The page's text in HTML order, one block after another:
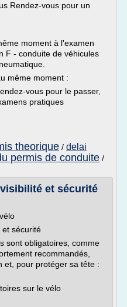
Rendez-vous pour un
moment à l'examen
F - conduite de véhicules
même moment :
vous pour le passer,
pratiques
theorique / delai
permis de conduite /
et sécurité
et sécurité
sont obligatoires, comme
recommandés,
et, pour protéger sa tête :
sur le vélo